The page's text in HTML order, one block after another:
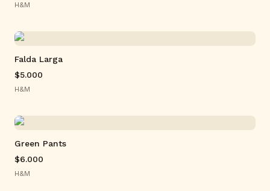
H&M
Falda Larga
$5.000
H&M
Green Pants
$6.000
H&M